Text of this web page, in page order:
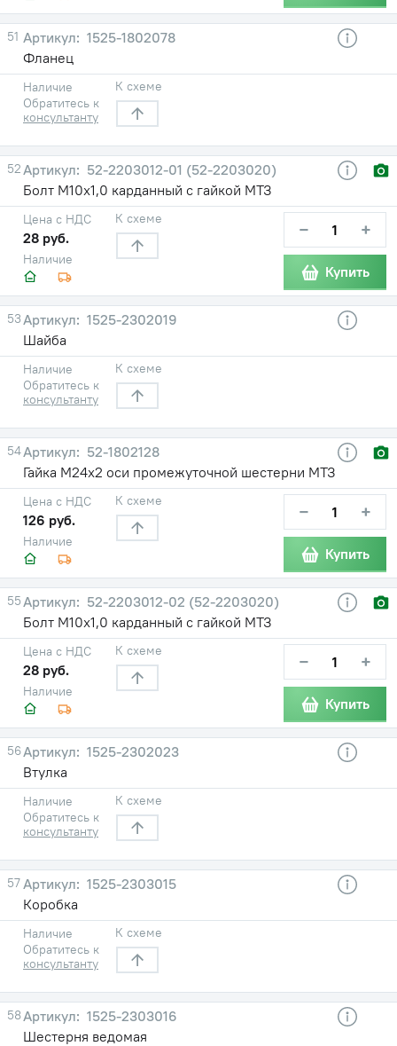
51
1525-1802078
Фланец
Наличие
Обратитесь к
консультанту
К схеме
52
52-2203012-01 (52-2203020)
Болт М10х1,0 карданный с гайкой МТЗ
Наличие
Цена с НДС
28 руб.
К схеме − +
Купить
53
1525-2302019
Шайба
Наличие
Обратитесь к
консультанту
К схеме
54
52-1802128
Гайка М24х2 оси промежуточной шестерни МТЗ
Наличие
Цена с НДС
126 руб.
К схеме − +
Купить
55
52-2203012-02 (52-2203020)
Болт М10х1,0 карданный с гайкой МТЗ
Наличие
Цена с НДС
28 руб.
К схеме − +
Купить
56
1525-2302023
Втулка
Наличие
Обратитесь к
консультанту
К схеме
57
1525-2303015
Коробка
Наличие
Обратитесь к
консультанту
К схеме
58
1525-2303016
Шестерня ведомая